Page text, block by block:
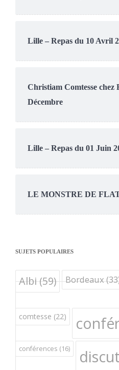
Lille – Repas du 10 Avril
Christiam Comtesse chez
Décembre
Lille – Repas du 01 Juin
LE MONSTRE DE
SUJETS POPULAIRES
Albi(59) Bordeaux
comtesse (22)
conférences (16)